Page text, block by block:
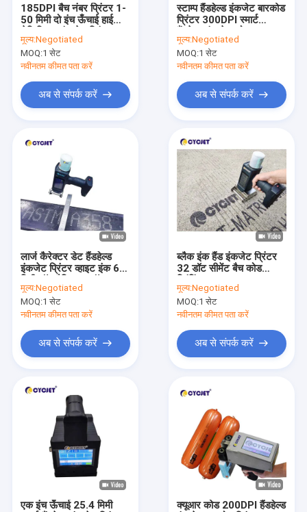
उत्पादों
हमारे बारे में
कारखाना भ्रमण
संपर्क करें
एक उद्धरण की विनती करे
औद्योगिक इंकजेट प्रिंटर
लेजर अंकन मशीन
कोडिंग और मार्किंग मशीन
उच्च संकल्प इंकजेट प्रिंटर
185DPI बैच नंबर प्रिंटर 1-
50 मिमी दो इंच ऊँचाई हाई
मूल्य:Negotiated
MOQ:1 सेट
नवीनतम कीमत पता करें
अब से संपर्क करें
स्टाम्प हैंडहेल्ड इंकजेट बारकोड
प्रिंटर 300DPI स्मार्ट
मूल्य:Negotiated
MOQ:1 सेट
नवीनतम कीमत पता करें
अब से संपर्क करें
लार्ज कैरेक्टर डेट हैंडहेल्ड
इंकजेट प्रिंटर व्हाइट इंक 62
मूल्य:Negotiated
MOQ:1 सेट
नवीनतम कीमत पता करें
अब से संपर्क करें
ब्लैक इंक हैंड इंकजेट प्रिंटर
32 डॉट सीमेंट बैच कोड
मूल्य:Negotiated
MOQ:1 सेट
नवीनतम कीमत पता करें
अब से संपर्क करें
एक इंच ऊँचाई 25.4 मिमी
क्यूआर कोड 200DPI हैंडहेल्ड